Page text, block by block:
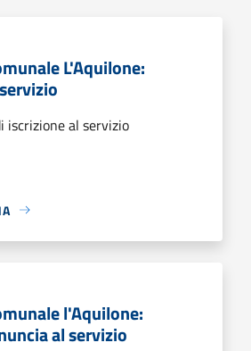
L'Aquilone:
iscrizione al servizio
l'Aquilone:
al servizio